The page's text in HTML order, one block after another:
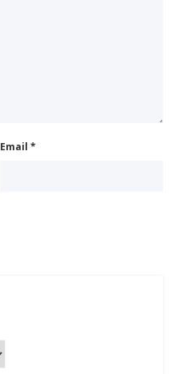
Email *